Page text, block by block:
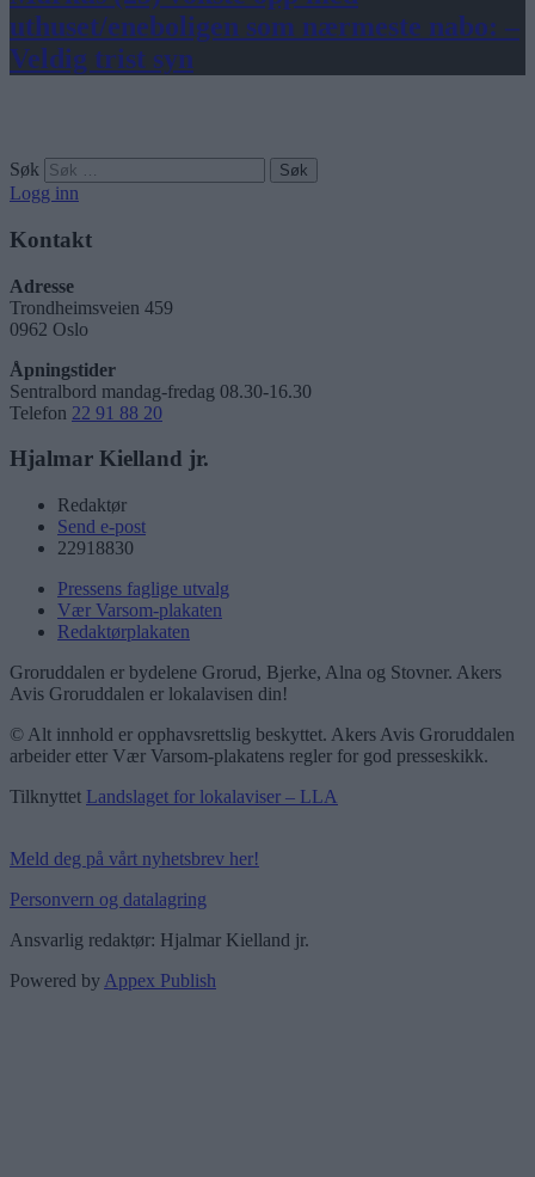
uthuset/eneboligen som nærmeste nabo: –
Veldig trist syn
Søk
Logg inn
Kontakt
Adresse
Trondheimsveien 459
0962 Oslo
Åpningstider
Sentralbord mandag-fredag 08.30-16.30
Telefon 22 91 88 20
Hjalmar Kielland jr.
Redaktør
Send e-post
22918830
Pressens faglige utvalg
Vær Varsom-plakaten
Redaktørplakaten
Groruddalen er bydelene Grorud, Bjerke, Alna og Stovner. Akers
Avis Groruddalen er lokalavisen din!
© Alt innhold er opphavsrettslig beskyttet. Akers Avis Groruddalen
arbeider etter Vær Varsom-plakatens regler for god presseskikk.
Tilknyttet Landslaget for lokalaviser – LLA
Meld deg på vårt nyhetsbrev her!
Personvern og datalagring
Ansvarlig redaktør: Hjalmar Kielland jr.
Powered by Appex Publish